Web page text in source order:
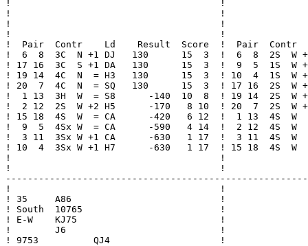
!                                      !
!                                      !
!                                      !
!                                      !
!  Pair  Contr    Ld    Result  Score  !  Pair  Contr
!  6  8  3C  N +1 DJ   130      15  3  !  6  8  2S  W
! 17 16  3C  S +1 DA   130      15  3  !  9  5  1S  W
! 19 14  4C  N  = H3   130      15  3  ! 10  4  1S  W
! 20  7  4C  N  = SQ   130      15  3  ! 17 16  2S  W
!  1 13  3H  W  = S8      -140  10  8  ! 19 14  2S  W
!  2 12  2S  W +2 H5      -170   8 10  ! 20  7  2S  W
! 15 18  4S  W  = CA      -420   6 12  !  1 13  4S
!  9  5  4Sx W  = CA      -590   4 14  !  2 12  4S
!  3 11  3Sx W +1 CA      -630   1 17  !  3 11  4S
! 10  4  3Sx W +1 H7      -630   1 17  ! 15 18  4S
!                                      !
!                                      !
!                                      !
! 35     A86                           !
! South  10765                         !
! E-W    KJ75                          !
!        J6                            !
! 9753          QJ4                    !